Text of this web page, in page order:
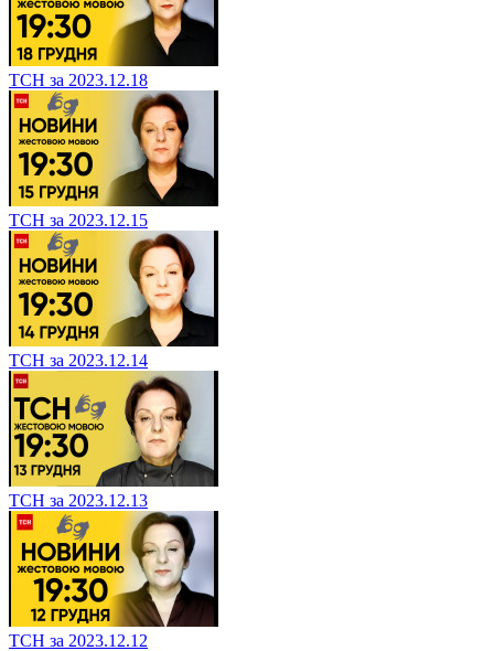
ТСН за 2023.12.18
ТСН за 2023.12.15
ТСН за 2023.12.14
ТСН за 2023.12.13
ТСН за 2023.12.12